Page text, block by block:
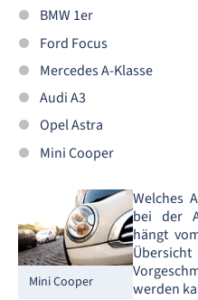
BMW 1er
Ford Focus
Mercedes A-Klasse
Audi A3
Opel Astra
Mini Cooper
Mini Cooper
Welches
bei der
hängt
werden